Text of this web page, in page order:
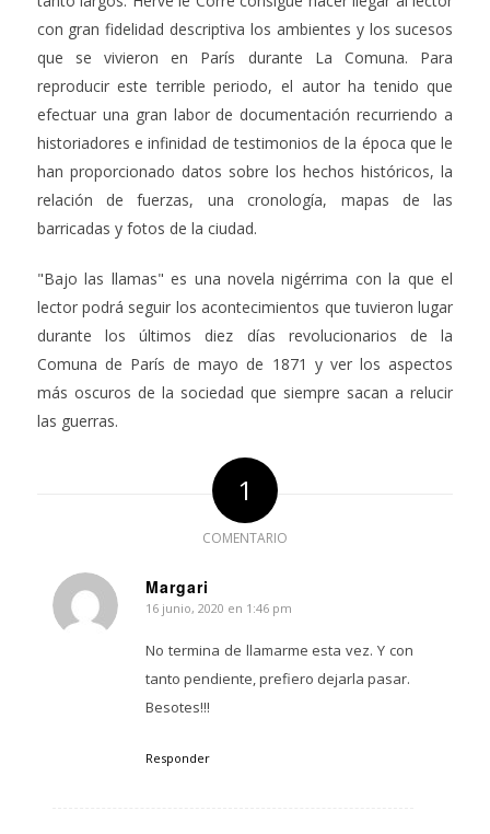
con gran fidelidad descriptiva los ambientes y los sucesos
que se vivieron en París durante La Comuna. Para
reproducir este terrible periodo, el autor ha tenido que
efectuar una gran labor de documentación recurriendo a
historiadores e infinidad de testimonios de la época que le
han proporcionado datos sobre los hechos históricos, la
relación de fuerzas, una cronología, mapas de las
barricadas y fotos de la ciudad.
"Bajo las llamas" es una novela nigérrima con la que el
lector podrá seguir los acontecimientos que tuvieron lugar
durante los últimos diez días revolucionarios de la
Comuna de París de mayo de 1871 y ver los aspectos
más oscuros de la sociedad que siempre sacan a relucir
las guerras.
1
COMENTARIO
Margari
Dice:
16 junio, 2020 en 1:46 pm
No termina de llamarme esta vez. Y con
tanto pendiente, prefiero dejarla pasar.
Besotes!!!
Responder